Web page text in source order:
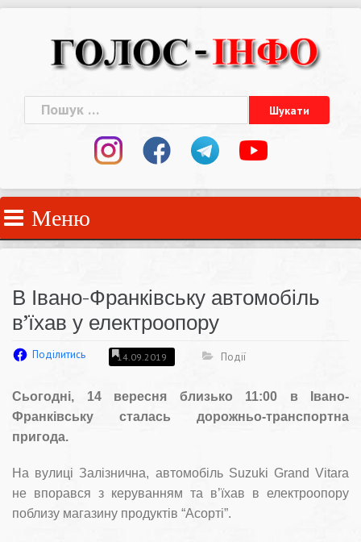
Пошук:
Меню
В Івано-Франківську автомобіль
в’їхав у електроопору
Поділитись 14.09.2019 Події
Сьогодні, 14 вересня близько 11:00 в Івано-
Франківську сталась дорожньо-транспортна
пригода.
На вулиці Залізнична, автомобіль Suzuki Grand Vitara
не впорався з керуванням та в’їхав в електроопору
поблизу магазину продуктів “Асорті”.